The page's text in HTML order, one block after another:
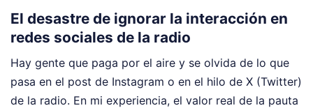
El desastre de ignorar la interacción en
redes sociales de la radio
Hay gente que paga por el aire y se olvida de lo que
pasa en el post de Instagram o en el hilo de X (Twitter)
de la radio. En mi experiencia, el valor real de la pauta